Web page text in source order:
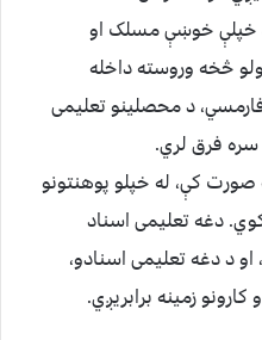
د خپلې خوښې مسلک او
څخه وروسته داخله
د محصلینو تعلیمی
سره فرق لري.
کې، له خپلو پوهنتونو
دغه تعلیمی اسناد
د دغه تعلیمی اسنادو،
زمینه برابریږي.